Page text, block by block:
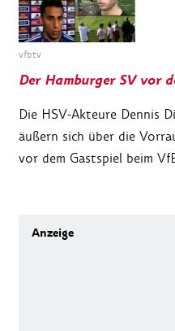
vfbtv
Der Hamburger SV vor
Die HSV-Akteure Dennis
äußern sich über die
vor dem Gastspiel beim